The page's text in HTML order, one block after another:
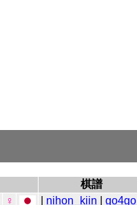
棋譜
♀ nihon_kiin |go4go